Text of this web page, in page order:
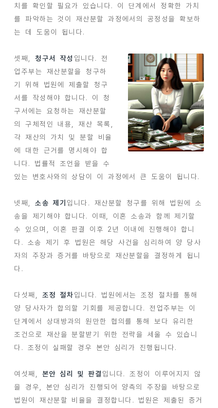
치를 확인할 필요가 있습니다. 이 단계에서 정확한 가치
를 파악하는 것이 재산분할 과정에서의 공정성을 확보하
는 데 도움이 됩니다.
셋째,청구서 작성 입니다. 전
업주부는 재산분할을 청구하
기 위해 법원에 제출할 청구
서를 작성해야 합니다. 이 청
구서에는 요청하는 재산분할
의 구체적인 내용, 재산 목록,
각 재산의 가치 및 분할 비율
에 대한 근거를 명시해야 합
니다. 법률적 조언을 받을 수
있는 변호사와의 상담이 이 과정에서 큰 도움이 됩니다.
넷째,소송 제기 입니다. 재산분할 청구를 위해 법원에 소
송을 제기해야 합니다. 이때, 이혼 소송과 함께 제기할
수 있으며, 이혼 판결 이후 2년 이내에 진행해야 합니
다. 소송 제기 후 법원은 해당 사건을 심리하여 양 당사
자의 주장과 증거를 바탕으로 재산분할을 결정하게 됩니
다.
다섯째, 조정 절차입니다. 법원에서는 조정 절차를 통해
양 당사자가 합의할 기회를 제공합니다. 전업주부는 이
단계에서 상대방과의 원만한 협의를 통해 보다 유리한
조건으로 재산을 분할받기 위한 전략을 세울 수 있습니
다. 조정이 실패할 경우 본안 심리가 진행됩니다.
여섯째, 본안 심리 및 판결 입니다. 조정이 이루어지지 않
을 경우, 본안 심리가 진행되어 양측의 주장을 바탕으로
법원이 재산분할 비율을 결정합니다. 법원은 제출된 증거